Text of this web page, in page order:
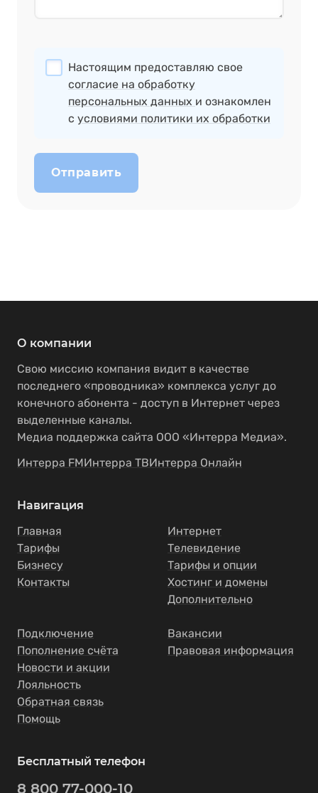
Настоящим предоставляю свое
согласие на обработку
персональных данных и ознакомлен
с условиями политики их обработки
Отправить
О компании
Свою миссию компания видит в качестве
последнего «проводника» комплекса услуг до
конечного абонента - доступ в Интернет через
выделенные каналы.
Медиа поддержка сайта ООО «Интерра Медиа».
Интерра FMИнтерра ТВИнтерра Онлайн
Навигация
Главная
Тарифы
Бизнесу
Контакты
Интернет
Телевидение
Тарифы и опции
Хостинг и домены
Дополнительно
Подключение
Пополнение счёта
Новости и акции
Лояльность
Обратная связь
Помощь
Вакансии
Правовая информация
Бесплатный телефон
8 800 77-000-10